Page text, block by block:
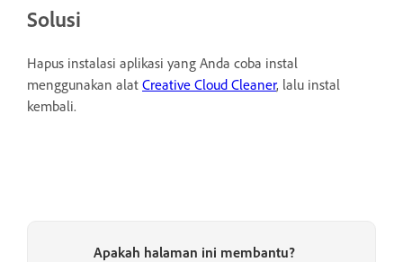
Solusi
Hapus instalasi aplikasi yang Anda coba instal
menggunakan alat Creative Cloud Cleaner, lalu instal
kembali.
Apakah halaman ini membantu?